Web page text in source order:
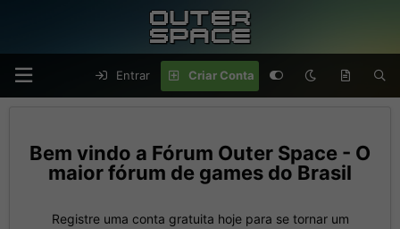
Entrar Criar Conta
Fórum Outer Space - O
maior fórum de games do Brasil
Registre uma conta gratuita hoje para se tornar um